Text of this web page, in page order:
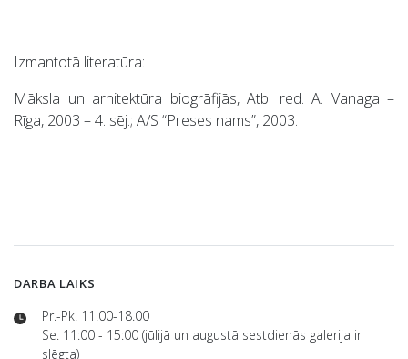
Izmantotā literatūra:
Māksla un arhitektūra biogrāfijās, Atb. red. A. Vanaga –
Rīga, 2003 – 4. sēj.; A/S “Preses nams”, 2003.
DARBA LAIKS
Pr.-Pk. 11.00-18.00
Se. 11:00 - 15:00 (jūlijā un augustā sestdienās galerija ir
slēgta)